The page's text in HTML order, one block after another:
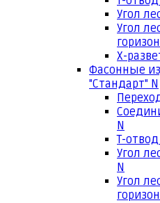
Угол
Угол
Х-
Фасонные
"Стандарт" N
N
Т-
Угол
N
Угол